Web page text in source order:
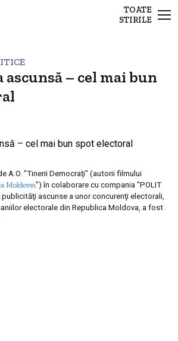
TOATE
STIRILE
– cel mai bun
A.O. "Tinerii Democraţi" (autorii filmului
Moldovei") în colaborare cu compania "POLIT
publicităţi ascunse a unor concurenţi electorali,
electorale din Republica Moldova, a fost